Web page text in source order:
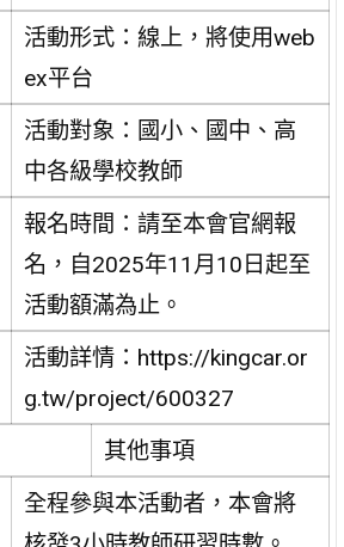
活動形式：線上，將使用web
ex平台
活動對象：國小、國中、高
中各級學校教師
報名時間：請至本會官網報
名，自2025年11月10日起至
活動額滿為止。
活動詳情：https://kingcar.or
g.tw/project/600327
其他事項
全程參與本活動者，本會將